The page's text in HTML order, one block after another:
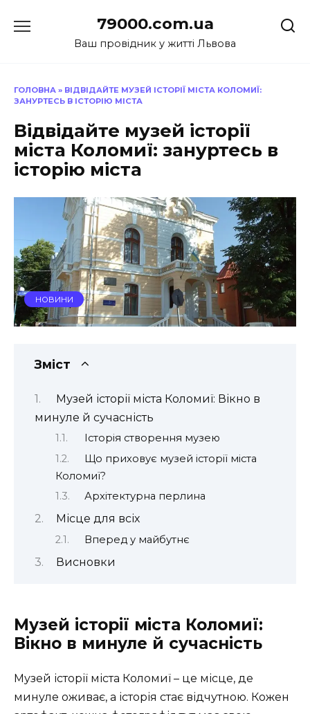
до
79000.com.ua
Ваш провідник у житті Львова
ГОЛОВНА » ВІДВІДАЙТЕ МУЗЕЙ ІСТОРІЇ МІСТА КОЛОМИЇ:
ЗАНУРТЕСЬ В ІСТОРІЮ МІСТА
Відвідайте музей історії
міста Коломиї: зануртесь в
історію міста
НОВИНИ
Зміст
Музей історії міста Коломиї: Вікно в
минуле й сучасність
Історія створення музею
Що приховує музей історії міста
Коломиї?
Архітектурна перлина
Місце для всіх
Вперед у майбутнє
Висновки
Музей історії міста Коломиї:
Вікно в минуле й сучасність
Музей історії міста Коломиї – це місце, де
минуле оживає, а історія стає відчутною. Кожен